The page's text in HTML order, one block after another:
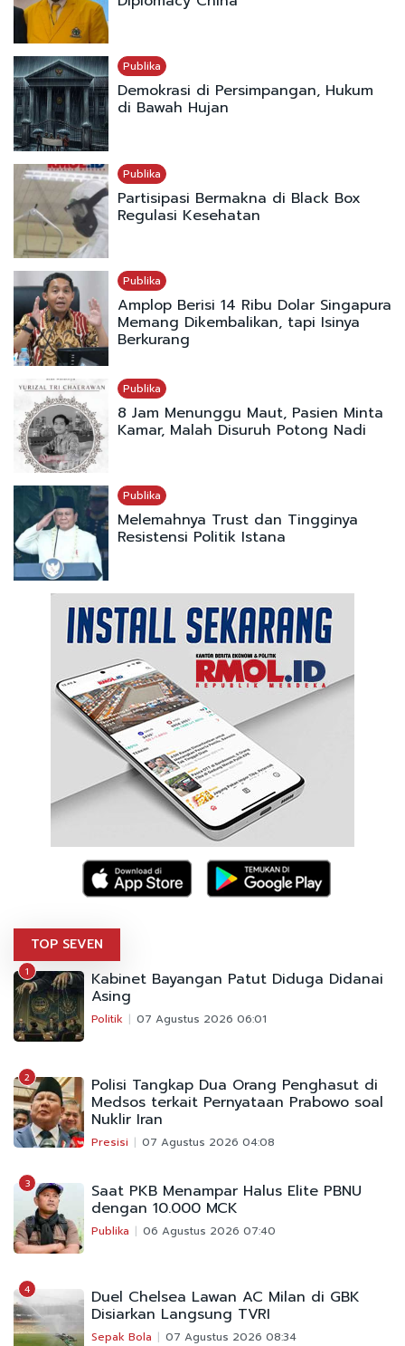
Publika
Demokrasi di Persimpangan, Hukum
di Bawah Hujan
Publika
Partisipasi Bermakna di Black Box
Regulasi Kesehatan
Publika
Amplop Berisi 14 Ribu Dolar Singapura
Memang Dikembalikan, tapi Isinya
Berkurang
Publika
8 Jam Menunggu Maut, Pasien Minta
Kamar, Malah Disuruh Potong Nadi
Publika
Melemahnya Trust dan Tingginya
Resistensi Politik Istana
TOP SEVEN
1 Kabinet Bayangan Patut Diduga Didanai
Asing
Politik 07 Agustus 2026 06:01
2 Polisi Tangkap Dua Orang Penghasut di
Medsos terkait Pernyataan Prabowo soal
Nuklir Iran
Presisi 07 Agustus 2026 04:08
3 Saat PKB Menampar Halus Elite PBNU
dengan 10.000 MCK
Publika 06 Agustus 2026 07:40
4 Duel Chelsea Lawan AC Milan di GBK
Disiarkan Langsung TVRI
Sepak Bola 07 Agustus 2026 08:34